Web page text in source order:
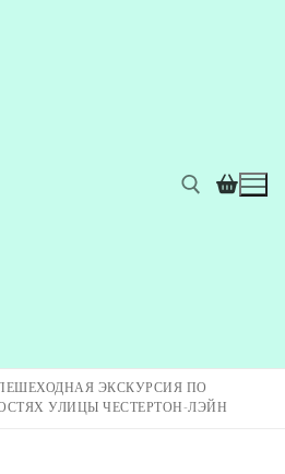
ЭКСКУРСИЯ ПО
УЛИЦЫ ЧЕСТЕРТОН-ЛЭЙН